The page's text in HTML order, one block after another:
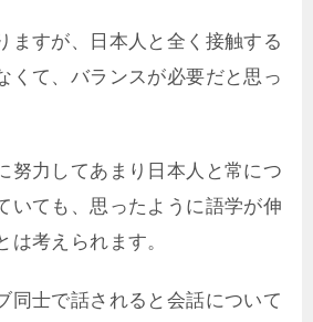
ますが、日本人と全く接触する
くて、バランスが必要だと思っ
努力してあまり日本人と常につ
いても、思ったように語学が伸
は考えられます。
同士で話されると会話について